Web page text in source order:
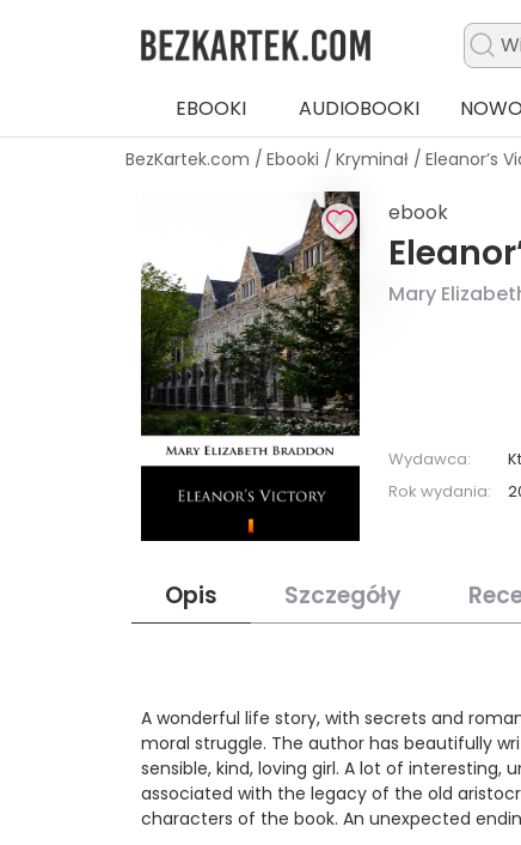
EBOOKI AUDIOBOOKI
BezKartek.com / Ebooki / Kryminał / Eleanor’s
ebook
Mary
Wydawca:
Rok wydania:
Opis Szczegóły
A wonderful life story, with secrets and
moral struggle. The author has beautifully
sensible, kind, loving girl. A lot of
associated with the legacy of the old
characters of the book. An unexpected